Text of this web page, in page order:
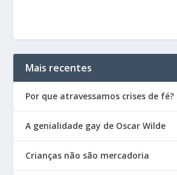
Mais recentes
Por que atravessamos crises de fé?
A genialidade gay de Oscar Wilde
Crianças não são mercadoria